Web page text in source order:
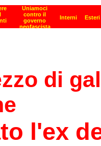
di
l'ex